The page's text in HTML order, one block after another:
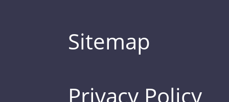
Sitemap
Privacy Policy